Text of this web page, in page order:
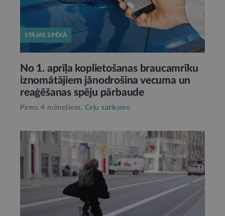
STĀJAS SPĒKĀ
No 1. aprīļa koplietošanas braucamrīku
iznomātājiem jānodrošina vecuma un
reaģēšanas spēju pārbaude
Pirms 4 mēnešiem, Ceļu satiksme